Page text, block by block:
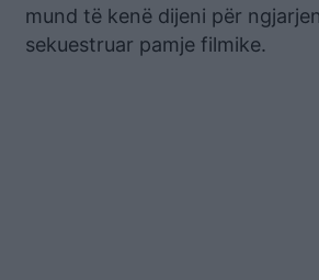
mund të kenë dijeni për
sekuestruar pamje filmike.